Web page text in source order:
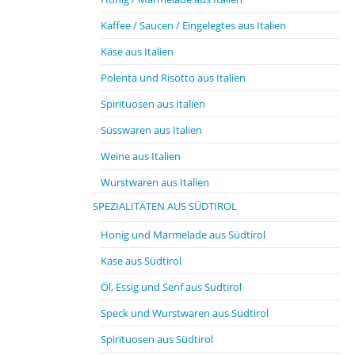
Kaffee / Saucen / Eingelegtes aus Italien
Käse aus Italien
Polenta und Risotto aus Italien
Spirituosen aus Italien
Süsswaren aus Italien
Weine aus Italien
Wurstwaren aus Italien
SPEZIALITÄTEN AUS SÜDTIROL
Honig und Marmelade aus Südtirol
Käse aus Südtirol
Öl, Essig und Senf aus Südtirol
Speck und Wurstwaren aus Südtirol
Spirituosen aus Südtirol